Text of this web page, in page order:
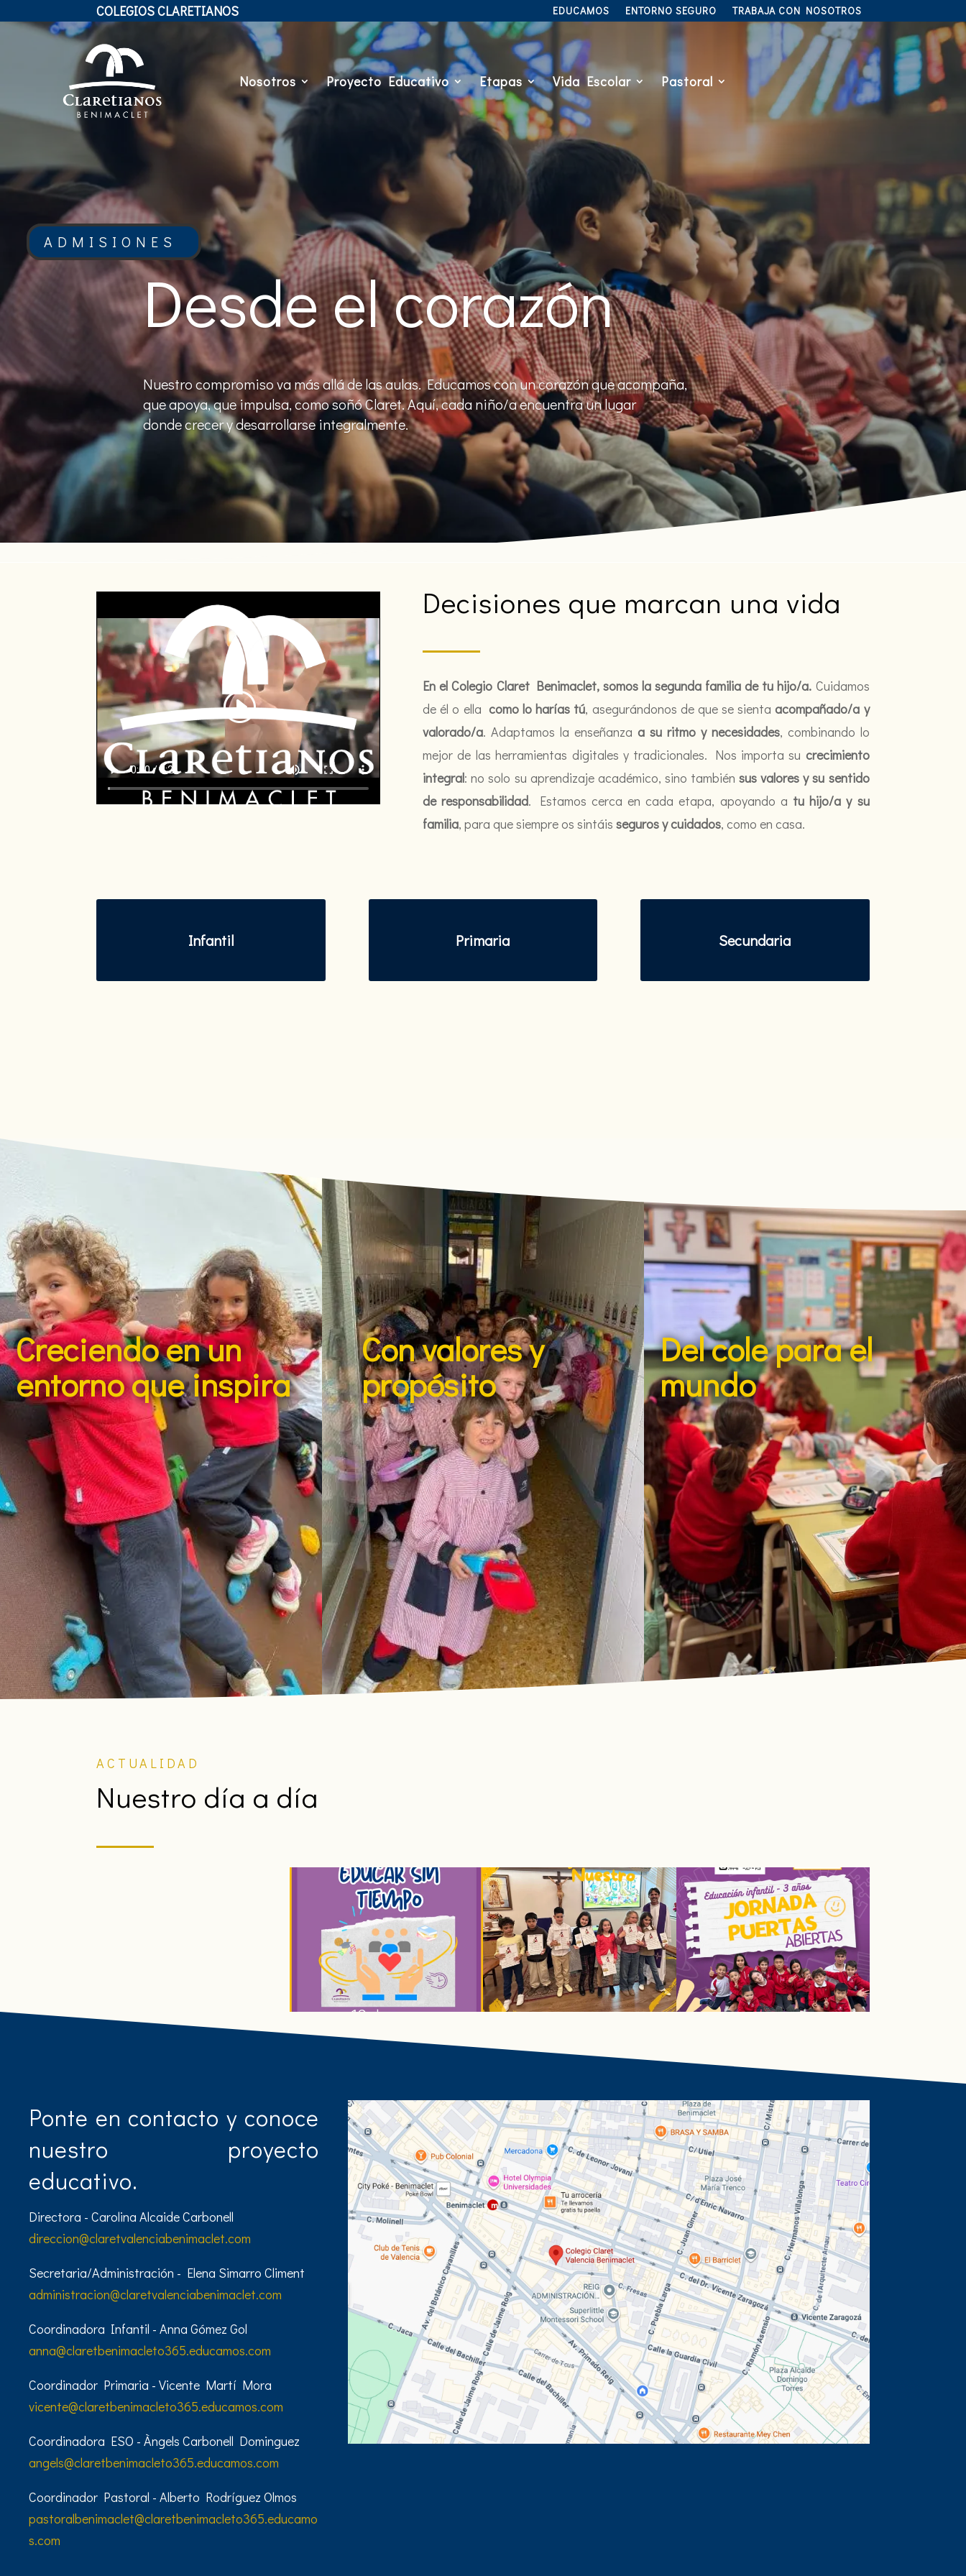
COLEGIOS CLARETIANOS EDUCAMOS ENTORNO SEGURO TRABAJA CON NOSOTROS
Nosotros Proyecto Educativo Etapas Vida Escolar Pastoral
ADMISIONES
Desde el corazón
Nuestro compromiso va más allá de las aulas. Educamos con un corazón que acompaña,
que apoya, que impulsa, como soñó Claret. Aquí, cada niño/a encuentra un lugar
donde crecer y desarrollarse integralmente.
Decisiones que marcan una vida
En el Colegio Claret Benimaclet, somos la segunda familia de tu hijo/a. Cuidamos
de él o ella como lo harías tú, asegurándonos de que se sientaacompañado/a y
valorado/a. Adaptamos la enseñanza a su ritmo y necesidades, combinando lo
mejor de las herramientas digitales y tradicionales. Nos importa su crecimiento
integral: no solo su aprendizaje académico, sino tambiénsus valores y su sentido
de responsabilidad. Estamos cerca en cada etapa, apoyando a tu hijo/a y su
familia, para que siempre os sintáisseguros y cuidados, como en casa.
Infantil Primaria Secundaria
Creciendo en un
entorno que inspira
En el Colegio Claret, nuestro alumnado encuentra un
espacio seguro y enriquecedor, donde puede
desarrollarse en un ambiente de respeto, diversidad y
apoyo. Sabemos que la educación es una inversión
para toda la vida, y queremos que cada niño/a se
sienta valorado y respaldado en cada etapa de su
crecimiento.
Con valores y
propósito
Más que un colegio, somos una comunidad
que forma personas comprometidas y
resilientes. Nuestro modelo educativo es
exigente y fundamentado en valores sólidos,
ofreciendo al alumnado las herramientas
para enfrentarse a los retos de la vida con
integridad y responsabilidad. Educar es más
que enseñar; es acompañar y guiar.
Del cole para el
mundo
Ser parte del Colegio Claret significa formar parte de
una gran familia con identidad propia, unida y
corresponsable en la educación de los más jóvenes.
Familias, profesorado y alumnado trabajamos juntos
en un proyecto educativo donde cada estudiante
tiene las mismas oportunidades para aprender, soñar
y crecer en comunidad, desde el barrio y para el
mundo.
ACTUALIDAD
Nuestro día a día
Ponte en contacto y conoce
nuestro proyecto
educativo.
Directora - Carolina Alcaide Carbonell
direccion@claretvalenciabenimaclet.com
Secretaria/Administración - Elena Simarro Climent
administracion@claretvalenciabenimaclet.com
Coordinadora Infantil - Anna Gómez Gol
anna@claretbenimacleto365.educamos.com
Coordinador Primaria - Vicente Martí Mora
vicente@claretbenimacleto365.educamos.com
Coordinadora ESO - Àngels Carbonell Dominguez
angels@claretbenimacleto365.educamos.com
Coordinador Pastoral - Alberto Rodríguez Olmos
pastoralbenimaclet@claretbenimacleto365.educamo
s.com